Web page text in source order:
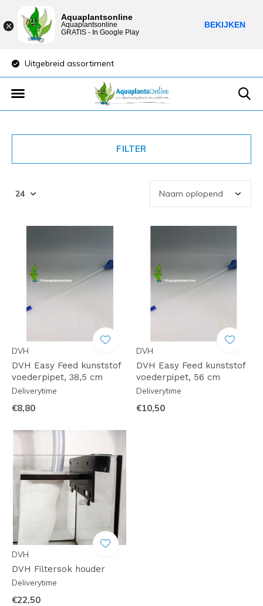
Uitgebreid assortiment
FILTER
DVH
DVH Easy Feed kunststof
voederpipet, 38,5 cm
Deliverytime
€8,80
DVH
DVH Easy Feed kunststof
voederpipet, 56 cm
Deliverytime
€10,50
DVH
DVH Filtersok houder
Deliverytime
€22,50
Aquaplantsonline
Aquaplantsonline
GRATIS - In Google Play
BEKIJKEN